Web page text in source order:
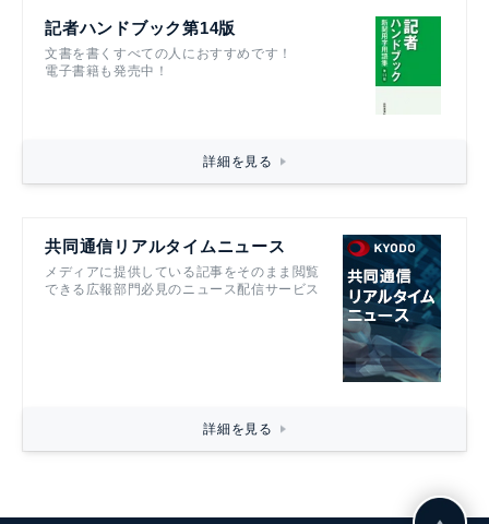
記者ハンドブック第14版
文書を書くすべての人におすすめです！
電子書籍も発売中！
詳細を見る
共同通信リアルタイムニュース
メディアに提供している記事をそのまま閲覧
できる広報部門必見のニュース配信サービス
詳細を見る